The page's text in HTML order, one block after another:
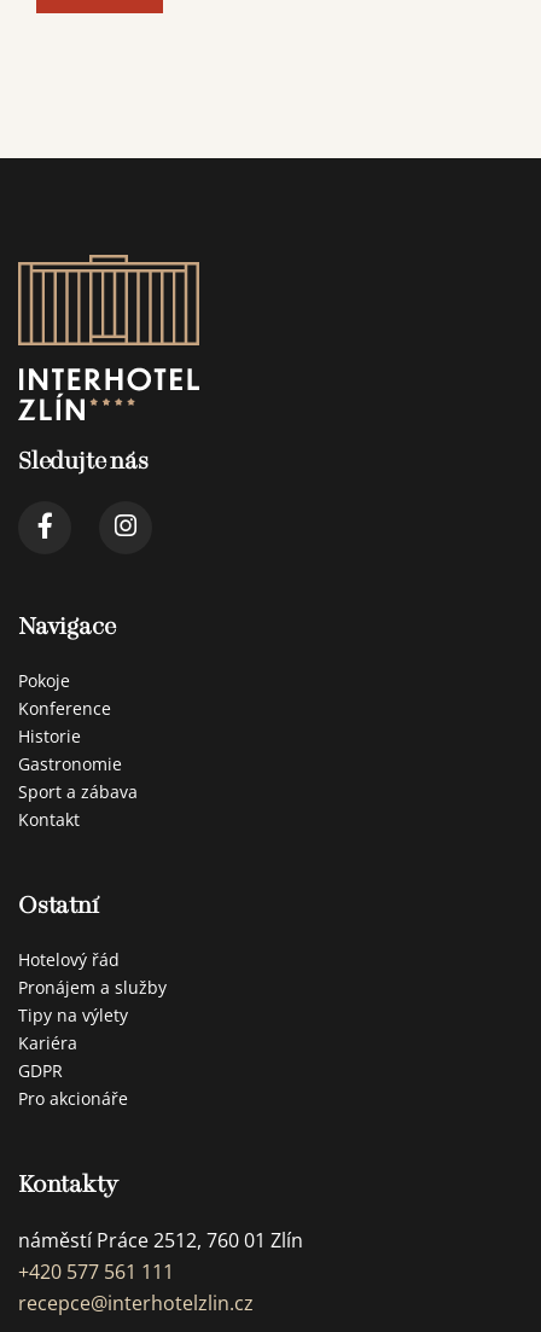
Sledujte nás
Navigace
Pokoje
Konference
Historie
Gastronomie
Sport a zábava
Kontakt
Ostatní
Hotelový řád
Pronájem a služby
Tipy na výlety
Kariéra
GDPR
Pro akcionáře
Kontakty
náměstí Práce 2512, 760 01 Zlín
+420 577 561 111
recepce@interhotelzlin.cz